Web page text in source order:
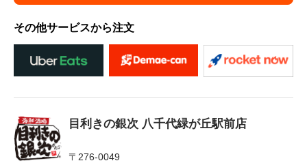
その他サービスから注文
目利きの銀次 八千代緑が丘駅前店
〒276-0049